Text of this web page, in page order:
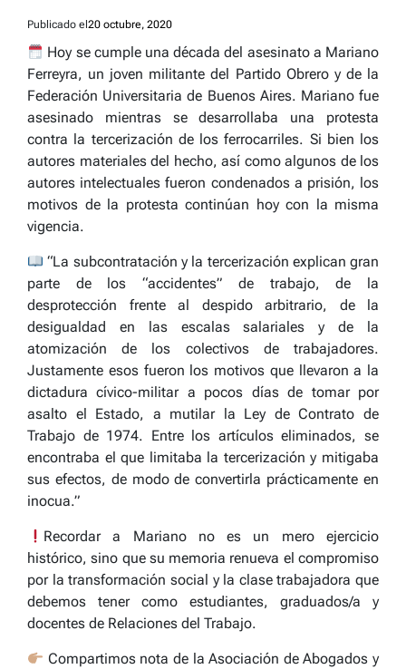
Publicado el 20 octubre, 2020
Hoy se cumple una década del asesinato a Mariano
Ferreyra, un joven militante del Partido Obrero y de la
Federación Universitaria de Buenos Aires. Mariano fue
asesinado mientras se desarrollaba una protesta
contra la tercerización de los ferrocarriles. Si bien los
autores materiales del hecho, así como algunos de los
autores intelectuales fueron condenados a prisión, los
motivos de la protesta continúan hoy con la misma
vigencia.
“La subcontratación y la tercerización explican gran
parte de los “accidentes” de trabajo, de la
desprotección frente al despido arbitrario, de la
desigualdad en las escalas salariales y de la
atomización de los colectivos de trabajadores.
Justamente esos fueron los motivos que llevaron a la
dictadura cívico-militar a pocos días de tomar por
asalto el Estado, a mutilar la Ley de Contrato de
Trabajo de 1974. Entre los artículos eliminados, se
encontraba el que limitaba la tercerización y mitigaba
sus efectos, de modo de convertirla prácticamente en
inocua.”
Recordar a Mariano no es un mero ejercicio
histórico, sino que su memoria renueva el compromiso
por la transformación social y la clase trabajadora que
debemos tener como estudiantes, graduados/a y
docentes de Relaciones del Trabajo.
Compartimos nota de laAsociación deAbogados y